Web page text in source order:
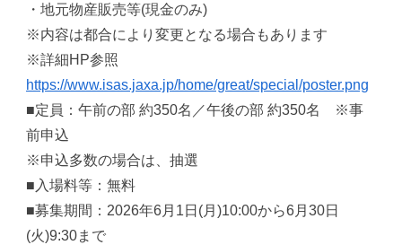
・地元物産販売等(現金のみ)
※内容は都合により変更となる場合もあります
※詳細HP参照
https://www.isas.jaxa.jp/home/great/special/poster.png
■定員：午前の部 約350名／午後の部 約350名 ※事
前申込
※申込多数の場合は、抽選
■入場料等：無料
■募集期間：2026年6月1日(月)10:00から6月30日
(火)9:30まで